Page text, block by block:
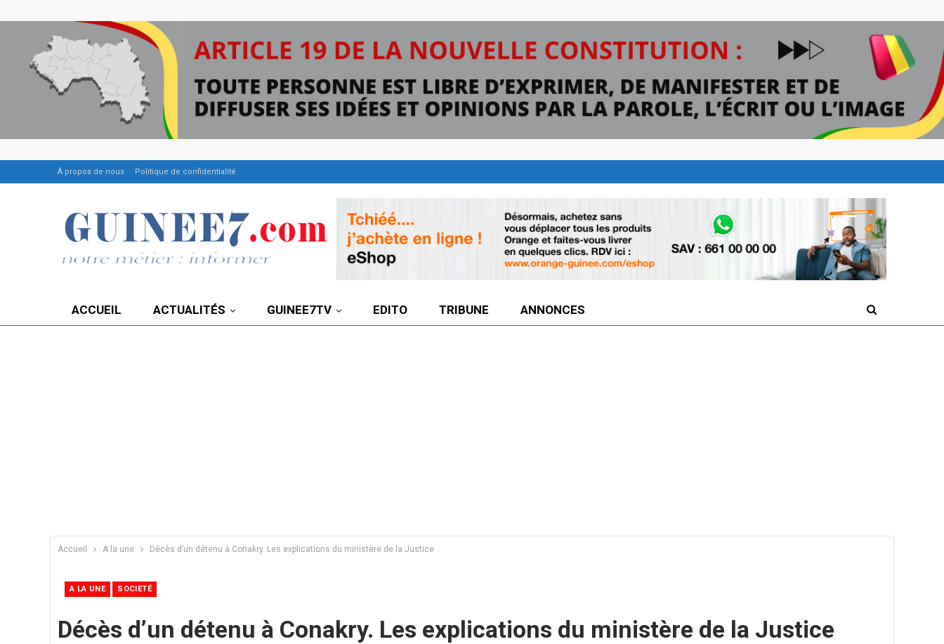
À propos de nous Politique de confidentialité
ACCUEIL ACTUALITÉS GUINEE7TV EDITO TRIBUNE ANNONCES
Accueil A la une Décès d’un détenu à Conakry. Les explications du ministère de la Justice
A LA UNE SOCIETÉ
Décès d’un détenu à Conakry. Les explications du ministère de la Justice